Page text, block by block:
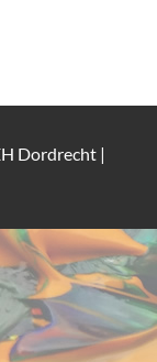
Dordrecht |